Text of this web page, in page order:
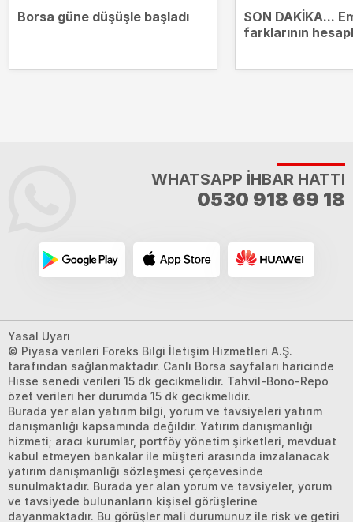
Borsa güne düşüşle başladı
SON DAKİKA...
farklarının
WHATSAPP İHBAR HATTI
0530 918 69 18
Yasal Uyarı
© Piyasa verileri Foreks Bilgi İletişim Hizmetleri A.Ş.
tarafından sağlanmaktadır. Canlı Borsa sayfaları haricinde
Hisse senedi verileri 15 dk gecikmelidir. Tahvil-Bono-Repo
özet verileri her durumda 15 dk gecikmelidir.
Burada yer alan yatırım bilgi, yorum ve tavsiyeleri yatırım
danışmanlığı kapsamında değildir. Yatırım danışmanlığı
hizmeti; aracı kurumlar, portföy yönetim şirketleri, mevduat
kabul etmeyen bankalar ile müşteri arasında imzalanacak
yatırım danışmanlığı sözleşmesi çerçevesinde
sunulmaktadır. Burada yer alan yorum ve tavsiyeler, yorum
ve tavsiyede bulunanların kişisel görüşlerine
dayanmaktadır. Bu görüşler mali durumunuz ile risk ve getiri